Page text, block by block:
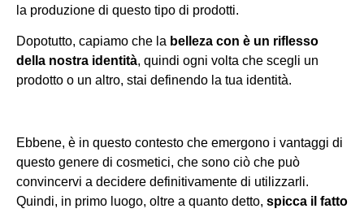
la produzione di questo tipo di prodotti.
Dopotutto, capiamo che la belleza con è un riflesso
della nostra identità, quindi ogni volta che scegli un
prodotto o un altro, stai definendo la tua identità.
Ebbene, è in questo contesto che emergono i vantaggi di
questo genere di cosmetici, che sono ciò che può
convincervi a decidere definitivamente di utilizzarli.
Quindi, in primo luogo, oltre a quanto detto, spicca il fatto